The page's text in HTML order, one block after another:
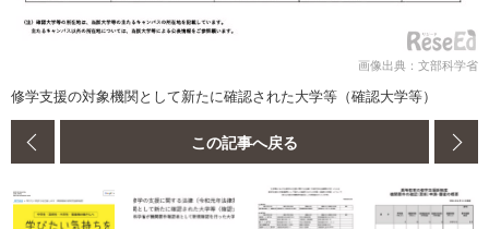
画像出典：文部科学省
修学支援の対象機関として新たに確認された大学等（確認大学等）
この記事へ戻る